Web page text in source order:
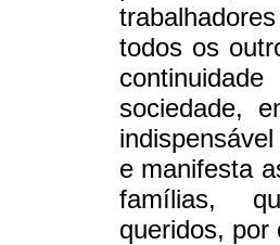
todos os
sociedade,
e manifesta
famílias,
queridos, por